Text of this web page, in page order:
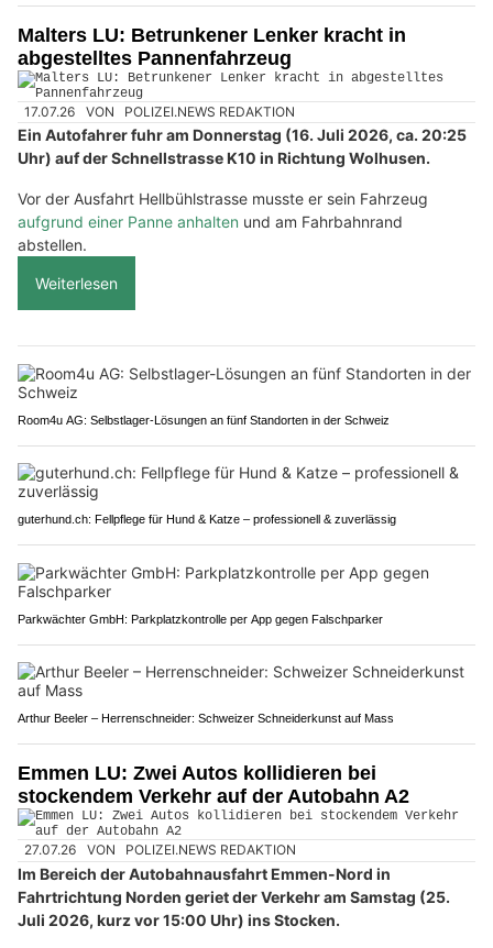
Malters LU: Betrunkener Lenker kracht in
abgestelltes Pannenfahrzeug
17.07.26 VON POLIZEI.NEWS REDAKTION
Ein Autofahrer fuhr am Donnerstag (16. Juli 2026, ca. 20:25
Uhr) auf der Schnellstrasse K10 in Richtung Wolhusen.
Vor der Ausfahrt Hellbühlstrasse musste er sein Fahrzeug
aufgrund einer Panne anhalten und am Fahrbahnrand
abstellen.
Weiterlesen
Room4u AG: Selbstlager-Lösungen an fünf Standorten in der Schweiz
guterhund.ch: Fellpflege für Hund & Katze – professionell & zuverlässig
Parkwächter GmbH: Parkplatzkontrolle per App gegen Falschparker
Arthur Beeler – Herrenschneider: Schweizer Schneiderkunst auf Mass
Emmen LU: Zwei Autos kollidieren bei
stockendem Verkehr auf der Autobahn A2
27.07.26 VON POLIZEI.NEWS REDAKTION
Im Bereich der Autobahnausfahrt Emmen-Nord in
Fahrtrichtung Norden geriet der Verkehr am Samstag (25.
Juli 2026, kurz vor 15:00 Uhr) ins Stocken.